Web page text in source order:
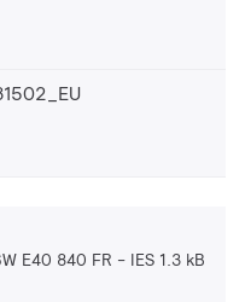
E40 840 FR IES 1.3 kB